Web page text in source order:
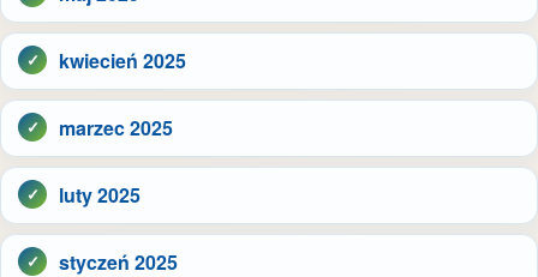
kwiecień 2025
marzec 2025
luty 2025
styczeń 2025